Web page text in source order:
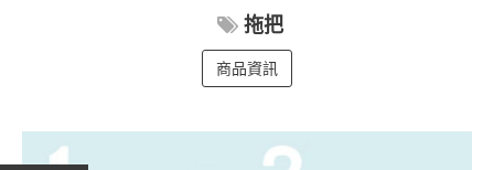
拖把
商品資訊